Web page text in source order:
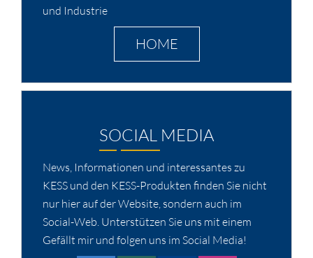
und Industrie
HOME
SOCIAL MEDIA
News, Informationen und interessantes zu
KESS und den KESS-Produkten finden Sie nicht
nur hier auf der Website, sondern auch im
Social-Web. Unterstützen Sie uns mit einem
Gefällt mir und folgen uns im Social Media!